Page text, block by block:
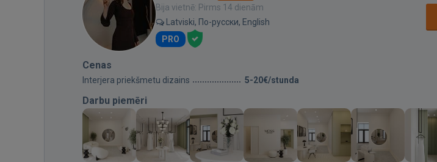
Bija vietnē: Pirms 14 dienām
Latviski, По-русски, English
PRO
Cenas
Interjera priekšmetu dizains 5-20€/stunda
Darbu piemēri